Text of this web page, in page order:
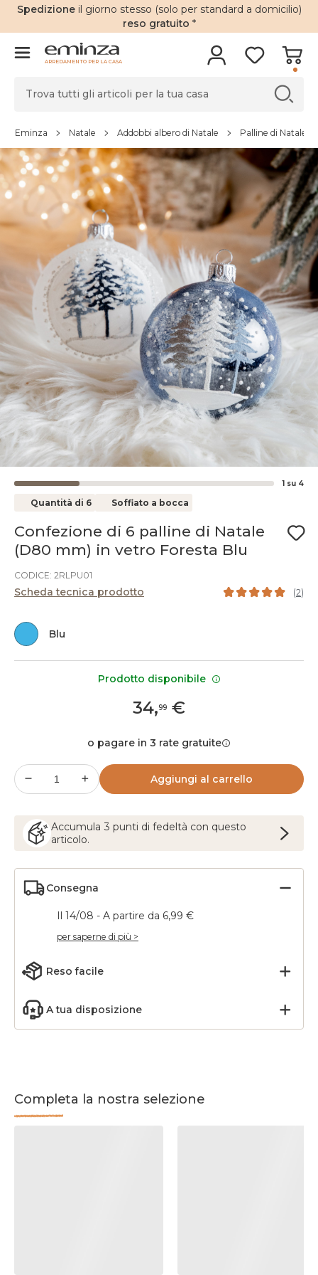
Spedizione il giorno stesso (solo per standard a domicilio)
reso gratuito *
ARREDAMENTO PER LA CASA
Eminza Natale Addobbi albero di Natale Palline di Natale
1 su 4
Quantità di 6 Soffiato a bocca
Confezione di 6 palline di Natale
(D80 mm) in vetro Foresta Blu
CODICE: 2RLPU01
Scheda tecnica prodotto (2)
Blu
34,99 €
o pagare in 3 rate gratuite
Aggiungi al carrello
Accumula 3 punti di fedeltà con questo
articolo.
Consegna
Il 14/08 - A partire da 6,99 €
per saperne di più >
Reso facile
A tua disposizione
Completa la nostra selezione